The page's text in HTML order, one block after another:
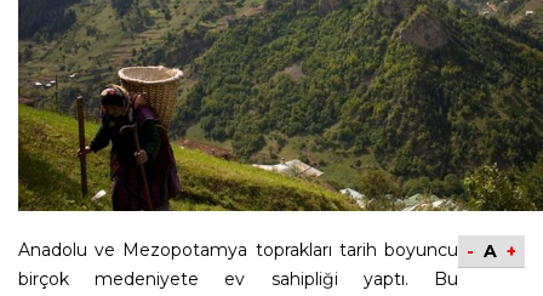
- A +
Anadolu ve Mezopotamya toprakları tarih boyuncu
birçok medeniyete ev sahipliği yaptı. Bu